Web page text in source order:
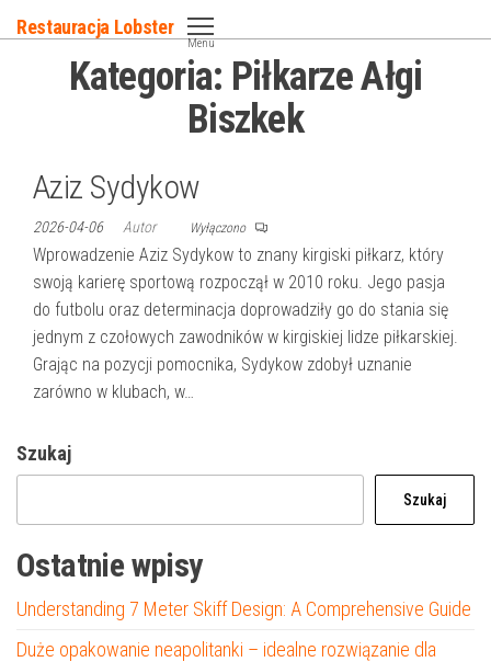
do
Restauracja Lobster
Menu
Kategoria: Piłkarze Ałgi
Biszkek
Aziz Sydykow
2026-04-06 Autor Wyłączono
Wprowadzenie Aziz Sydykow to znany kirgiski piłkarz, który
swoją karierę sportową rozpoczął w 2010 roku. Jego pasja
do futbolu oraz determinacja doprowadziły go do stania się
jednym z czołowych zawodników w kirgiskiej lidze piłkarskiej.
Grając na pozycji pomocnika, Sydykow zdobył uznanie
zarówno w klubach, w…
Szukaj
Szukaj
Ostatnie wpisy
Understanding 7 Meter Skiff Design: A Comprehensive Guide
Duże opakowanie neapolitanki – idealne rozwiązanie dla